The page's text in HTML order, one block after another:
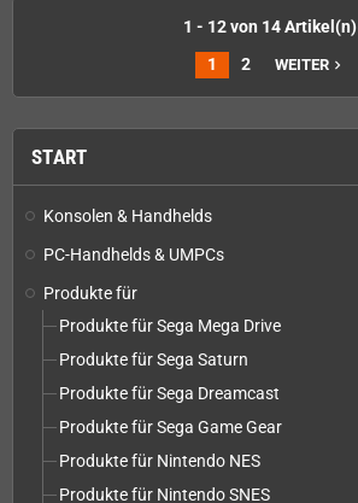
START
Konsolen & Handhelds
PC-Handhelds & UMPCs
Produkte für
Produkte für Sega Mega Drive
Produkte für Sega Saturn
Produkte für Sega Dreamcast
Produkte für Sega Game Gear
Produkte für Nintendo NES
Produkte für Nintendo SNES
1 - 12 von 14 Artikel(n)
1
2 WEITERnavigate_next